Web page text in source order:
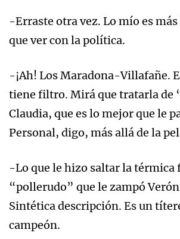
-Erraste otra vez. Lo mío es
que ver con la política.
-¡Ah! Los Maradona-Villafañe.
tiene filtro. Mirá que tratarla de
Claudia, que es lo mejor que le
Personal, digo, más allá de la
-Lo que le hizo saltar la térmica
“pollerudo” que le zampó
Sintética descripción. Es un
campeón.